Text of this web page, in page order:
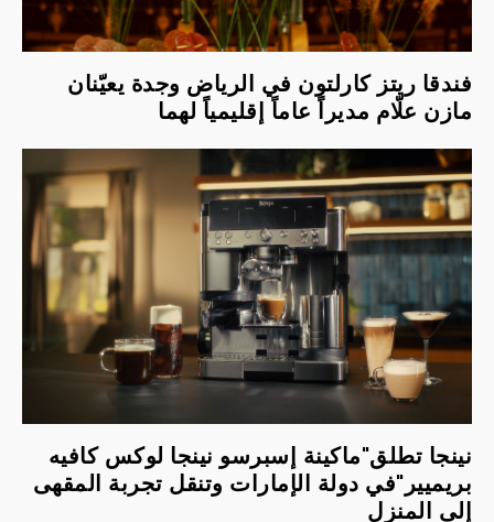
فندقا ريتز كارلتون في الرياض وجدة يعيّنان
مازن علّام مديراً عاماً إقليمياً لهما
نينجا تطلق"ماكينة إسبرسو نينجا لوكس كافيه
بريميير"في دولة الإمارات وتنقل تجربة المقهى
إلى المنزل